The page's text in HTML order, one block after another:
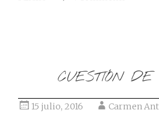
CUESTIÓN
15 julio, 2016 Carmen